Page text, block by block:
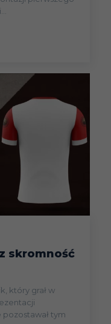
skromność
który grał w
pozostawał tym